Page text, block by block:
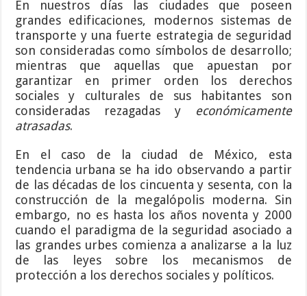
En nuestros días las ciudades que poseen
grandes edificaciones, modernos sistemas de
transporte y una fuerte estrategia de seguridad
son consideradas como símbolos de desarrollo;
mientras que aquellas que apuestan por
garantizar en primer orden los derechos
sociales y culturales de sus habitantes son
consideradas rezagadas y
económicamente
atrasadas.
En el caso de la ciudad de México, esta
tendencia urbana se ha ido observando a partir
de las décadas de los cincuenta y sesenta, con la
construcción de la megalópolis moderna. Sin
embargo, no es hasta los años noventa y 2000
cuando el paradigma de la seguridad asociado a
las grandes urbes comienza a analizarse a la luz
de las leyes sobre los mecanismos de
protección a los derechos sociales y políticos.